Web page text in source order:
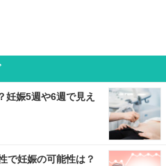
妊娠5週や6週で見え
で妊娠の可能性は？